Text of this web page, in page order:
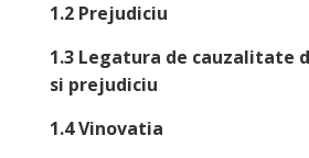
1.2 Prejudiciu
1.3 Legatura de
si prejudiciu
1.4 Vinovatia